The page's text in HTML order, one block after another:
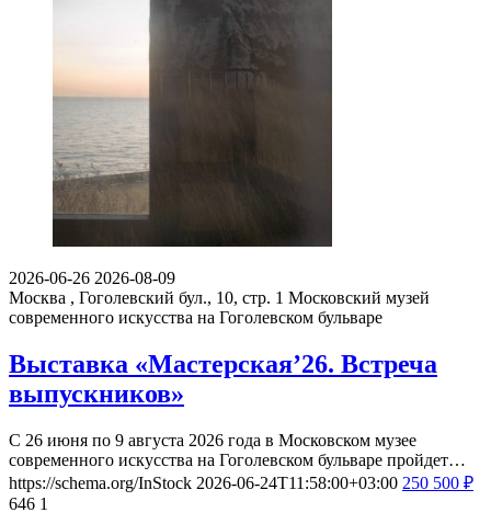
2026-06-26 2026-08-09
Москва , Гоголевский бул., 10, стр. 1 Московский музей
современного искусства на Гоголевском бульваре
Выставка «Мастерская’26. Встреча
выпускников»
С 26 июня по 9 августа 2026 года в Московском музее
современного искусства на Гоголевском бульваре пройдет…
https://schema.org/InStock 2026-06-24T11:58:00+03:00 250 500 ₽
646 1